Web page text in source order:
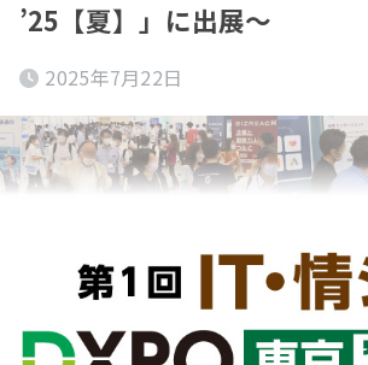
’25【夏】」に出展～
2025年7月22日